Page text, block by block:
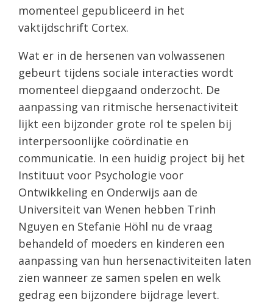
momenteel gepubliceerd in het
vaktijdschrift Cortex.
Wat er in de hersenen van volwassenen
gebeurt tijdens sociale interacties wordt
momenteel diepgaand onderzocht. De
aanpassing van ritmische hersenactiviteit
lijkt een bijzonder grote rol te spelen bij
interpersoonlijke coördinatie en
communicatie. In een huidig ​​project bij het
Instituut voor Psychologie voor
Ontwikkeling en Onderwijs aan de
Universiteit van Wenen hebben Trinh
Nguyen en Stefanie Höhl nu de vraag
behandeld of moeders en kinderen een
aanpassing van hun hersenactiviteiten laten
zien wanneer ze samen spelen en welk
gedrag een bijzondere bijdrage levert.